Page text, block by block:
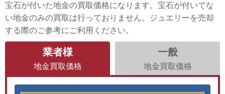
宝石が付いた地金の買取価格になります。宝石が付いてな
い地金のみの買取は行っておりません。ジュエリーを売却
する際のご参考にご利用ください。
業者様
地金買取価格
一般
地金買取価格